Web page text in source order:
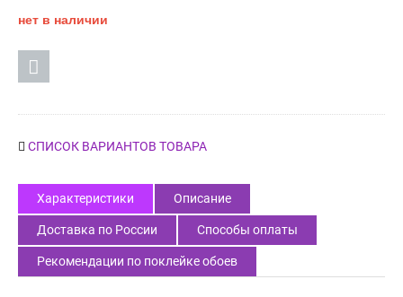
нет в наличии
СПИСОК ВАРИАНТОВ ТОВАРА
Характеристики Описание
Доставка по России Способы оплаты
Рекомендации по поклейке обоев